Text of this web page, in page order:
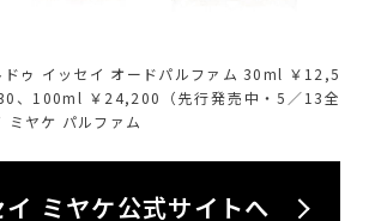
ドゥ イッセイ オードパルファム 30ml ￥12,5
、100ml ￥24,200（先行発売中・5／13全
ミヤケ パルファム
イ ミヤケ公式サイトへ